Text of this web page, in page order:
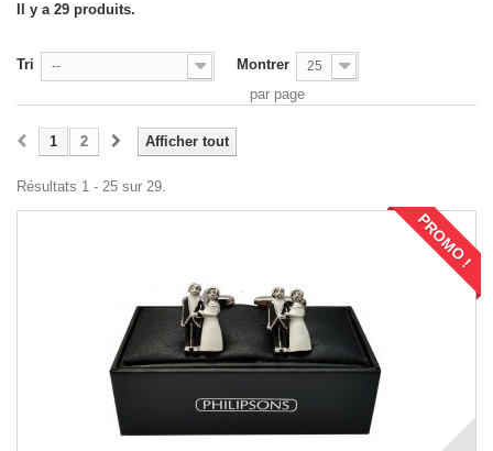
Il y a 29 produits.
Tri -- Montrer 25
par page
Afficher tout
1 2
Résultats 1 - 25 sur 29.
PROMO !